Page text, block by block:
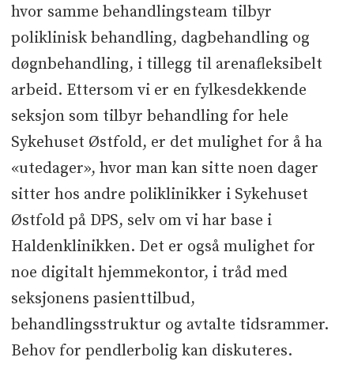
hvor samme behandlingsteam tilbyr
poliklinisk behandling, dagbehandling og
døgnbehandling, i tillegg til arenafleksibelt
arbeid. Ettersom vi er en fylkesdekkende
seksjon som tilbyr behandling for hele
Sykehuset Østfold, er det mulighet for å ha
«utedager», hvor man kan sitte noen dager
sitter hos andre poliklinikker i Sykehuset
Østfold på DPS, selv om vi har base i
Haldenklinikken. Det er også mulighet for
noe digitalt hjemmekontor, i tråd med
seksjonens pasienttilbud,
behandlingsstruktur og avtalte tidsrammer.
Behov for pendlerbolig kan diskuteres.